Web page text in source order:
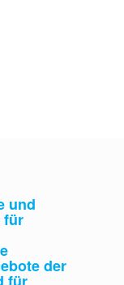
und
für
der